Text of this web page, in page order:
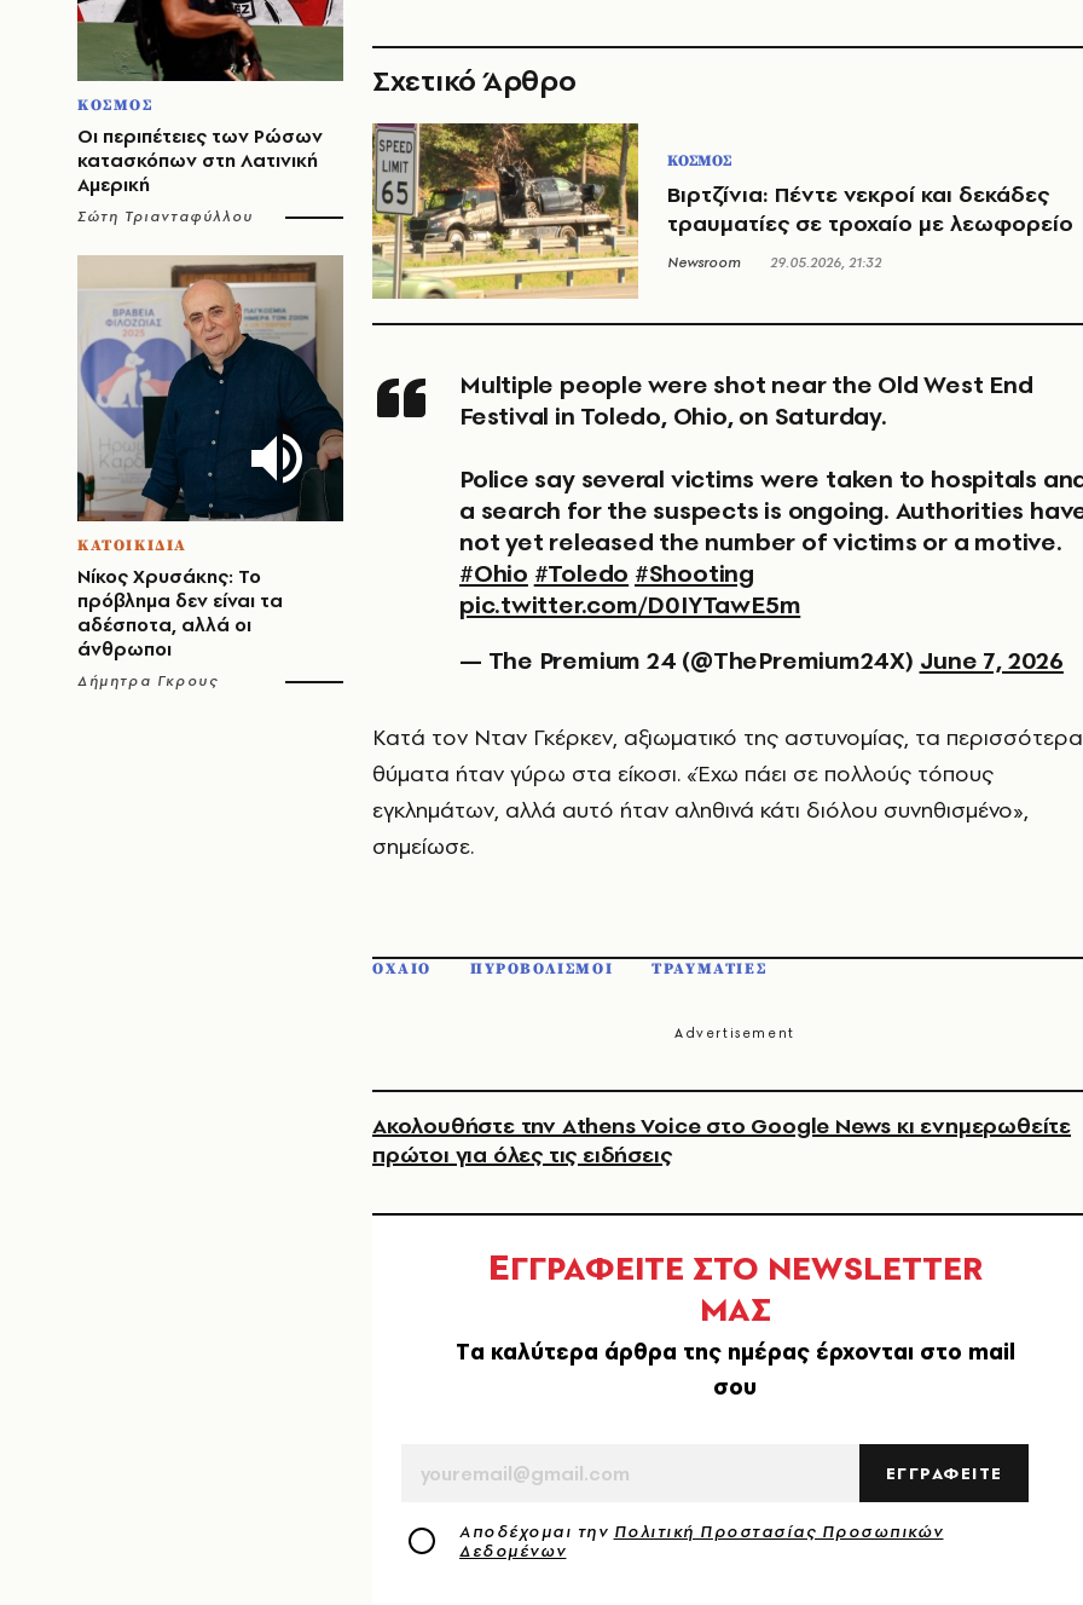
ΚΟΣΜΟΣ
Οι περιπέτειες των Ρώσων
κατασκόπων στη Λατινική
Αμερική
Σώτη Τριανταφύλλου
ΚΑΤΟΙΚΙΔΙΑ
Νίκος Χρυσάκης: Το
πρόβλημα δεν είναι τα
αδέσποτα, αλλά οι
άνθρωποι
Δήμητρα Γκρους
Σχετικό Άρθρο
ΚΟΣΜΟΣ
Βιρτζίνια: Πέντε νεκροί και δεκάδες
τραυματίες σε τροχαίο με λεωφορείο
Newsroom 29.05.2026, 21:32
Multiple people were shot near the Old West End
Festival in Toledo, Ohio, on Saturday.
Police say several victims were taken to hospitals
a search for the suspects is ongoing. Authorities
not yet released the number of victims or a motive.
#Ohio #Toledo #Shooting
pic.twitter.com/D0IYTawE5m
— The Premium 24 (@ThePremium24X) June 7, 2026
Κατά τον Νταν Γκέρκεν, αξιωματικό της αστυνομίας, τα περισσότερα
θύματα ήταν γύρω στα είκοσι. «Έχω πάει σε πολλούς τόπους
εγκλημάτων, αλλά αυτό ήταν αληθινά κάτι διόλου συνηθισμένο»,
σημείωσε.
ΟΧΑΙΟ ΠΥΡΟΒΟΛΙΣΜΟΙ ΤΡΑΥΜΑΤΙΕΣ
Ακολουθήστε την Athens Voice στο Google News κι ενημερωθείτε
πρώτοι για όλες τις ειδήσεις
ΕΓΓΡΑΦΕΙΤΕ ΣΤΟ NEWSLETTER
ΜΑΣ
Tα καλύτερα άρθρα της ημέρας έρχονται στο mail
σου
ΕΓΓΡΑΦΕΙΤΕ
Αποδέχομαι την Πολιτική Προστασίας Προσωπικών
Δεδομένων